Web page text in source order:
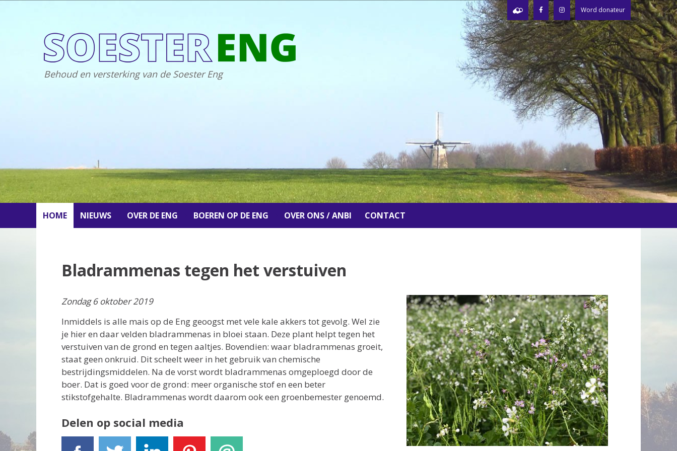
Word donateur
Behoud en versterking van de Soester Eng
HOME NIEUWS OVER DE ENG BOEREN OP DE ENG OVER ONS / ANBI CONTACT
Bladrammenas tegen het verstuiven
Zondag 6 oktober 2019
Inmiddels is alle mais op de Eng geoogst met vele kale akkers tot gevolg. Wel zie
je hier en daar velden bladrammenas in bloei staan. Deze plant helpt tegen het
verstuiven van de grond en tegen aaltjes. Bovendien: waar bladrammenas groeit,
staat geen onkruid. Dit scheelt weer in het gebruik van chemische
bestrijdingsmiddelen. Na de vorst wordt bladrammenas omgeploegd door de
boer. Dat is goed voor de grond: meer organische stof en een beter
stikstofgehalte. Bladrammenas wordt daarom ook een groenbemester genoemd.
Delen op social media